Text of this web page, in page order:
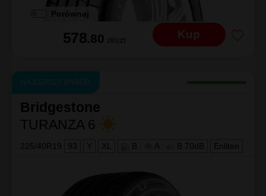
Porównaj
578.80 zł/szt Kup
NAJLEPSZY WYBÓR
Bridgestone
TURANZA 6
225/40R19 93 Y XL B A B 70dB Enliten